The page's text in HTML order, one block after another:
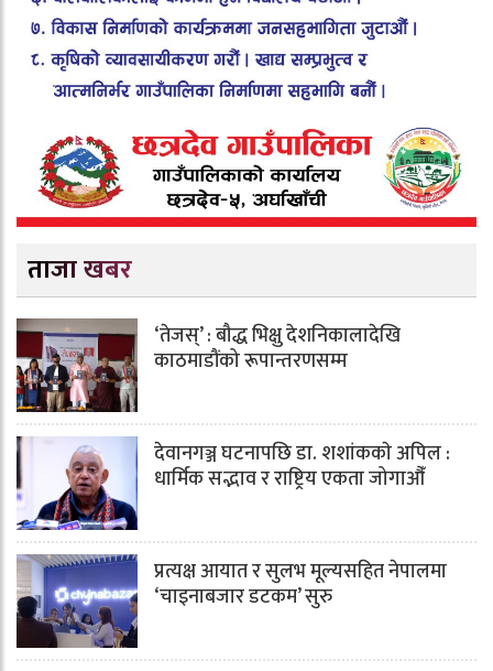
ताजा खबर
‘तेजस्’ : बौद्ध भिक्षु देशनिकालादेखि
काठमाडौंको रूपान्तरणसम्म
देवानगञ्ज घटनापछि डा. शशांककाे अपिल :
धार्मिक सद्भाव र राष्ट्रिय एकता जोगाऔँ
प्रत्यक्ष आयात र सुलभ मूल्यसहित नेपालमा
‘चाइनाबजार डटकम’ सुरु